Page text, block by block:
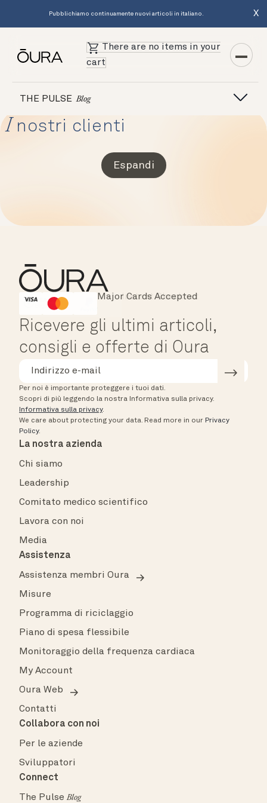
Pubblichiamo continuamente nuovi articoli in italiano. X
There are no items in your
cart
THE PULSE Blog
I nostri clienti
Espandi
HSA/FSA Eligible
Instant Checkout
Major Cards Accepted
Ricevere gli ultimi articoli,
consigli e offerte di Oura
Per noi è importante proteggere i tuoi dati.
Scopri di più leggendo la nostra Informativa sulla privacy.
Informativa sulla privacy.
We care about protecting your data. Read more in our Privacy
Policy.
La nostra azienda
Chi siamo
Leadership
Comitato medico scientifico
Lavora con noi
Media
Assistenza
Assistenza membri Oura
Misure
Programma di riciclaggio
Piano di spesa flessibile
Monitoraggio della frequenza cardiaca
My Account
Oura Web
Contatti
Collabora con noi
Per le aziende
Sviluppatori
Connect
The PulseBlog